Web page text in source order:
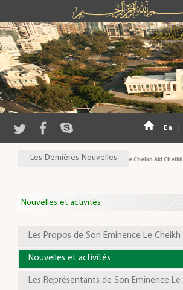
En
Les Dernières NouvellesSon Eminence Cheikh Akl
Nouvelles et activités
Les Propos de Son Eminence Le Cheikh
Nouvelles et activités
Les Représentants de Son Eminence Le